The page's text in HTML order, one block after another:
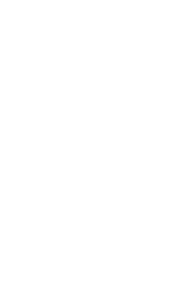
项任务
术有限公司一级复查验收
成就与展望”帅博公司论坛
品安全监管长效机制初显成
措施促进地方经济平稳较快
信息清理建库工作
册商标工作
观建言献策